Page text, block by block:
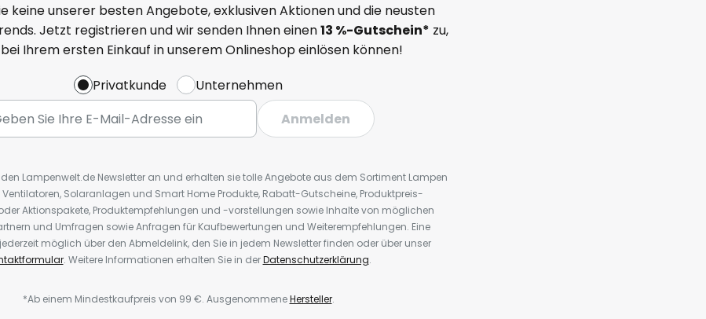
keine unserer besten Angebote, exklusiven Aktionen und die neusten
Jetzt registrieren und wir senden Ihnen einen13 %-Gutschein* zu,
Ihrem ersten Einkauf in unserem Onlineshop einlösen können!
Privatkunde
Unternehmen
Anmelden
Lampenwelt.de Newsletter an und erhalten sie tolle Angebote aus dem Sortiment Lampen
Ventilatoren, Solaranlagen und Smart Home Produkte, Rabatt-Gutscheine, Produktpreis-
Aktionspakete, Produktempfehlungen und -vorstellungen sowie Inhalte von möglichen
und Umfragen sowie Anfragen für Kaufbewertungen und Weiterempfehlungen. Eine
möglich über den Abmeldelink, den Sie in jedem Newsletter finden oder über unser
. Weitere Informationen erhalten Sie in derDatenschutzerklärung.
*Ab einem Mindestkaufpreis von 99 €. AusgenommeneHersteller.